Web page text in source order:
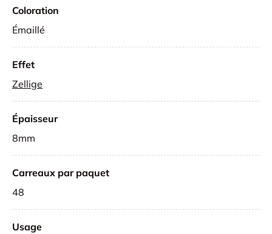
Coloration
Émaillé
Effet
Zellige
Épaisseur
8mm
Carreaux par paquet
48
Usage